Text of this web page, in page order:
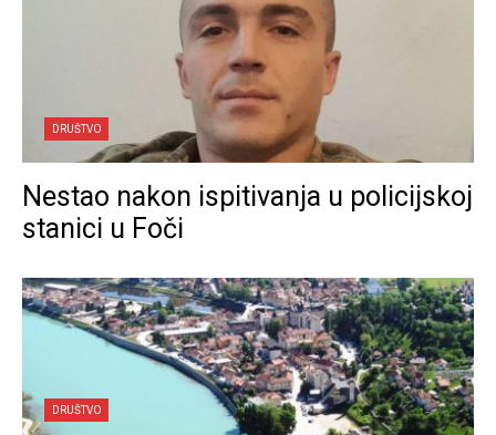
DRUŠTVO
Nestao nakon ispitivanja u policijskoj
stanici u Foči
DRUŠTVO